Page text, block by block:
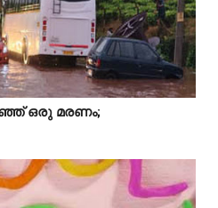
ഒരു മരണം;